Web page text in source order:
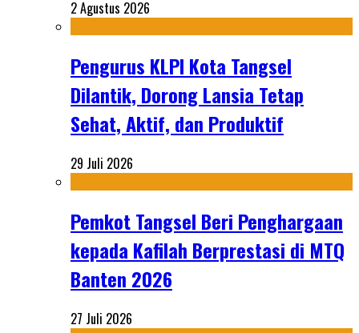
2 Agustus 2026
Pengurus KLPI Kota Tangsel
Dilantik, Dorong Lansia Tetap
Sehat, Aktif, dan Produktif
29 Juli 2026
Pemkot Tangsel Beri Penghargaan
kepada Kafilah Berprestasi di MTQ
Banten 2026
27 Juli 2026